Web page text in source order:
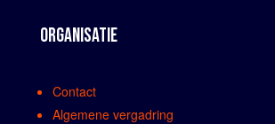
ORGANISATIE
Contact
Algemene vergadring